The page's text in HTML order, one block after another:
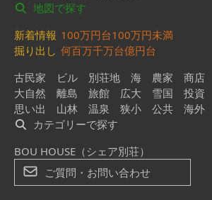
地図で探す
新着情報 100万円台100万円未満
掘り出し 何百万千万台億円台
古民家
ビル 別荘地 海 農家
商店
大自然
離島 旅館 広大 雪国
投資
思い出
山林 温泉 狭小 公共
海外
カテゴリーで探す
BOU HOUSE（シェア別荘）
ご質問・お問い合わせ